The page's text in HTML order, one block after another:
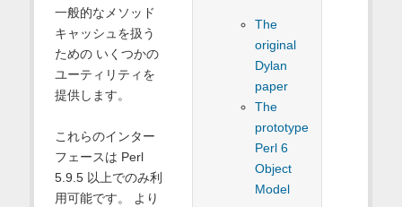
The
original
Dylan
paper
The
prototype
Perl 6
Object
Model
一般的なメソッド
キャッシュを扱う
ための いくつかの
ユーティリティを
提供します。
これらのインター
フェースは Perl
5.9.5 以上でのみ利
用可能です。 より